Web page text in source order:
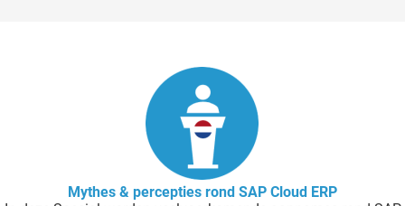
Mythes & percepties rond SAP Cloud ERP